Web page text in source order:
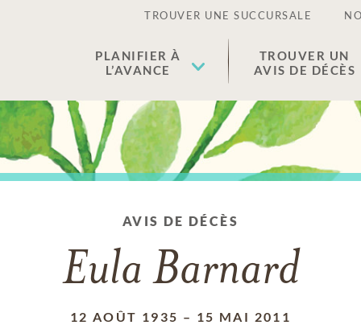
TROUVER UNE SUCCURSALE
PLANIFIER À
L’AVANCE
TROUVER UN
AVIS DE DÉCÈS
AVIS DE DÉCÈS
Eula Barnard
12 AOÛT 1935 – 15 MAI 2011